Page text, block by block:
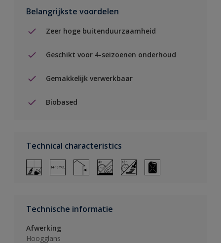
Belangrijkste voordelen
Zeer hoge buitenduurzaamheid
Geschikt voor 4-seizoenen onderhoud
Gemakkelijk verwerkbaar
Biobased
Technical characteristics
Technische informatie
Afwerking
Hoogglans